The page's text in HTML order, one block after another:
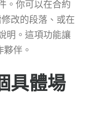
。你可以在合約
改的段落、或在
明。這項功能讓
伴。
具體場